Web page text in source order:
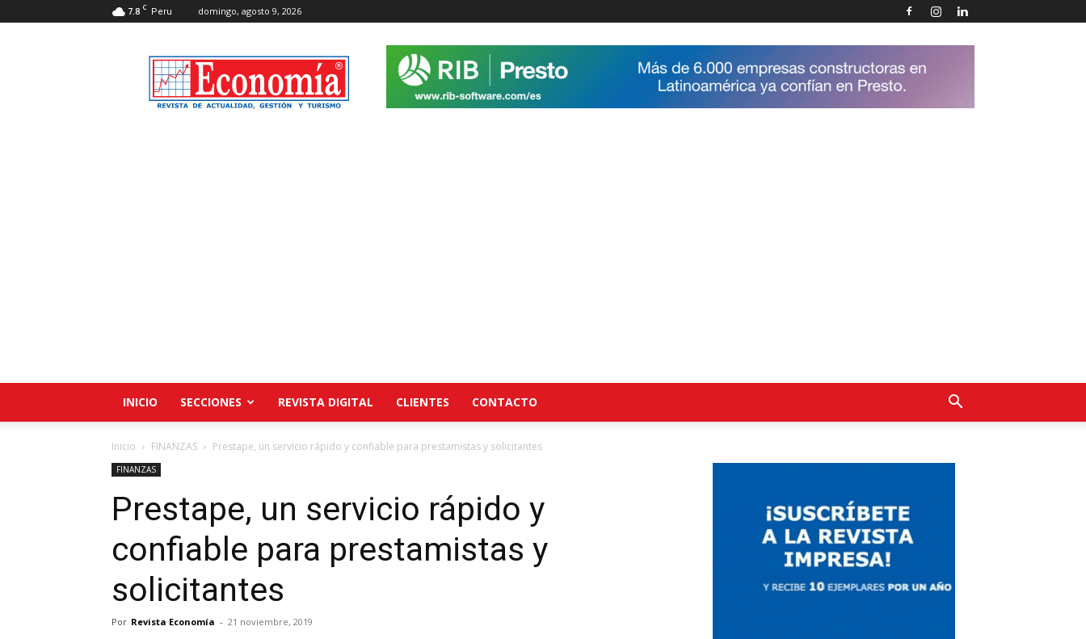
7.8 C Peru domingo, agosto 9, 2026
Revista
Economía
INICIO SECCIONES REVISTA DIGITAL CLIENTES CONTACTO
Inicio FINANZAS Prestape, un servicio rápido y confiable para prestamistas y solicitantes
FINANZAS
Prestape, un servicio rápido y
confiable para prestamistas y
solicitantes
Por Revista Economía - 21 noviembre, 2019